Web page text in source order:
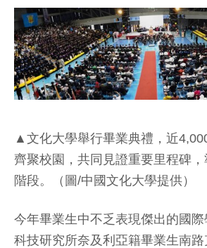
▲文化大學舉行畢業典禮，近
齊聚校園，共同見證重要里程碑
階段。（圖/中國文化大學提供）
今年畢業生中不乏表現傑出的國
科技研究所奈及利亞籍畢業生南路